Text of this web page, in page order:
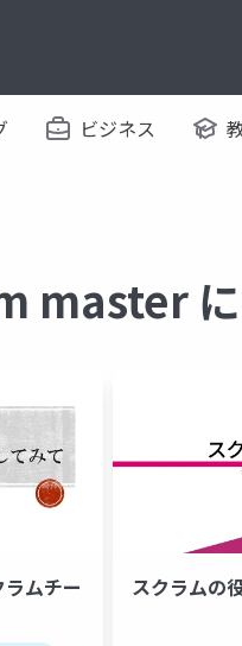
ビジネス
master
ムチー
スクラムの